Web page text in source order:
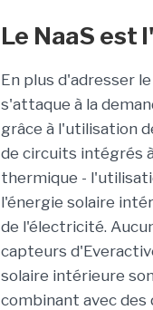
Le NaaS est
En plus d'adresser
s'attaque à la
grâce à l'utilisation
de circuits intégrés
thermique -
l'énergie solaire
de l'électricité.
capteurs
solaire intérieure
combinant avec